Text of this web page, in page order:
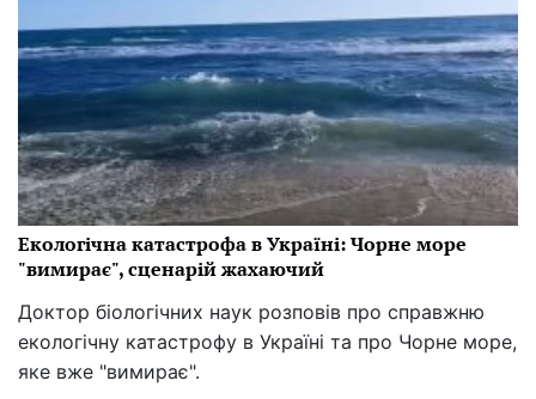
Екологічна катастрофа в Україні: Чорне море
"вимирає", сценарій жахаючий
Доктор біологічних наук розповів про справжню
екологічну катастрофу в Україні та про Чорне море,
яке вже "вимирає".